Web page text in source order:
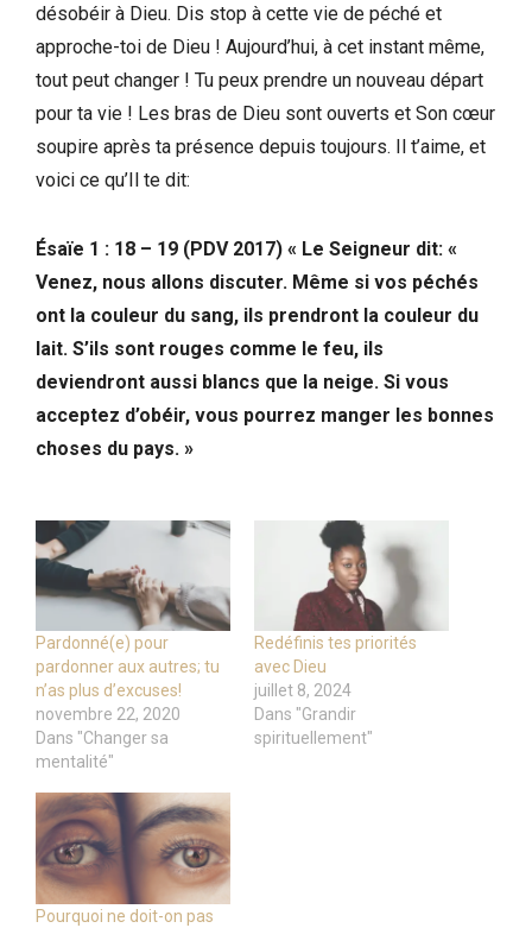
désobéir à Dieu. Dis stop à cette vie de péché et
approche-toi de Dieu ! Aujourd’hui, à cet instant même,
tout peut changer ! Tu peux prendre un nouveau départ
pour ta vie ! Les bras de Dieu sont ouverts et Son cœur
soupire après ta présence depuis toujours. Il t’aime, et
voici ce qu’Il te dit:
Ésaïe 1 : 18 – 19 (PDV 2017) « Le Seigneur dit: «
Venez, nous allons discuter. Même si vos péchés
ont la couleur du sang, ils prendront la couleur du
lait. S’ils sont rouges comme le feu, ils
deviendront aussi blancs que la neige. Si vous
acceptez d’obéir, vous pourrez manger les bonnes
choses du pays. »
Pardonné(e) pour
pardonner aux autres; tu
n’as plus d’excuses!
novembre 22, 2020
Dans "Changer sa
mentalité"
Redéfinis tes priorités
avec Dieu
juillet 8, 2024
Dans "Grandir
spirituellement"
Pourquoi ne doit-on pas